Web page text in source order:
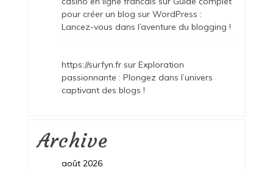
pour créer un blog sur WordPress :
Lancez-vous dans l’aventure du blogging !
https://surfyn.frsur Exploration
passionnante : Plongez dans l’univers
captivant des blogs !
Archive
août 2026